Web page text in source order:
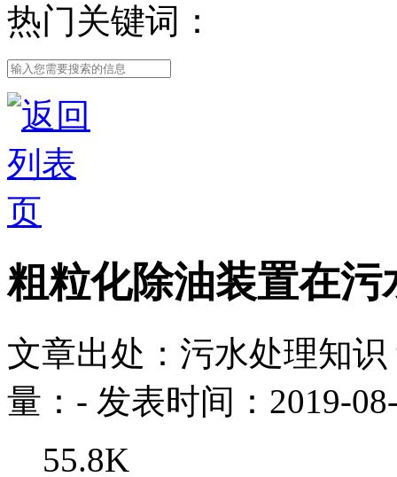
热门关键词：
粗粒化除油装置在
文章出处：污水处理知识
量： - 发表时间：2019-
55.8K